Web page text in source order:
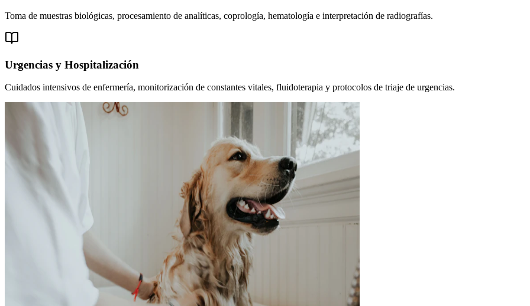
Toma de muestras biológicas, procesamiento de analíticas, coprología, hematología e interpretación de radiografías.
Urgencias y Hospitalización
Cuidados intensivos de enfermería, monitorización de constantes vitales, fluidoterapia y protocolos de triaje de urgencias.